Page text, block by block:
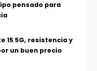
pensado para
15 5G, resistencia y
un buen precio